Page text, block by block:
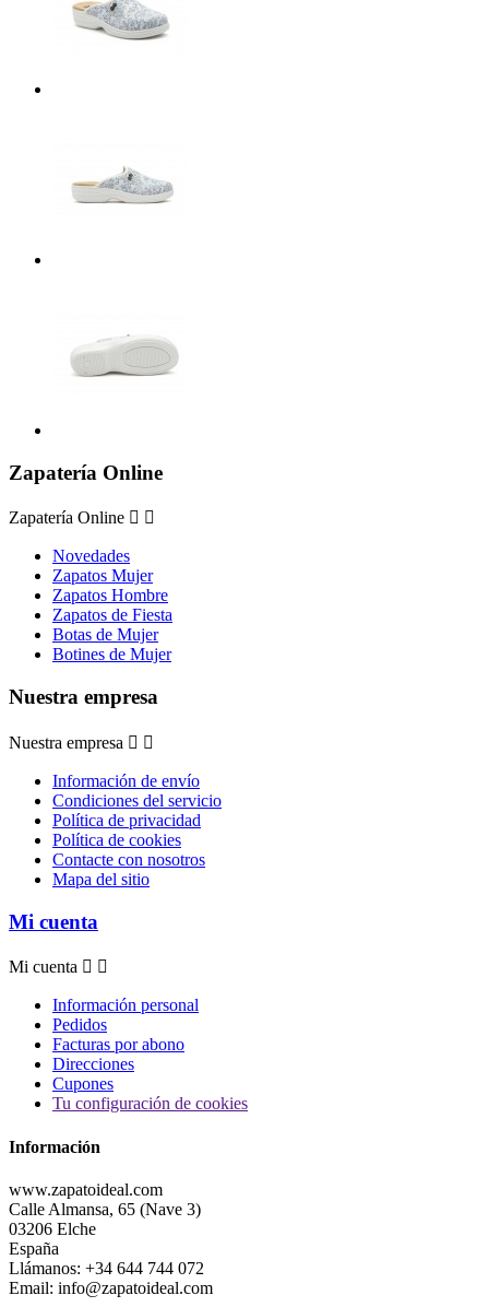
Zapatería Online
Zapatería Online  
Novedades
Zapatos Mujer
Zapatos Hombre
Zapatos de Fiesta
Botas de Mujer
Botines de Mujer
Nuestra empresa
Nuestra empresa  
Información de envío
Condiciones del servicio
Política de privacidad
Política de cookies
Contacte con nosotros
Mapa del sitio
Mi cuenta
Mi cuenta  
Información personal
Pedidos
Facturas por abono
Direcciones
Cupones
Tu configuración de cookies
Información
www.zapatoideal.com
Calle Almansa, 65 (Nave 3)
03206 Elche
España
Llámanos: +34 644 744 072
Email: info@zapatoideal.com